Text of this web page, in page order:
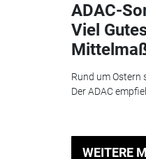
ADAC-
Viel
Rund um Ostern
Der ADAC
WEITERE